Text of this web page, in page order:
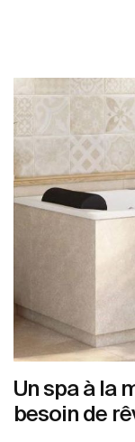
Un spa à la
besoin de